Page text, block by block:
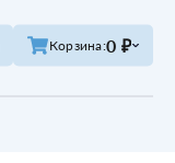
Корзина:0 ₽